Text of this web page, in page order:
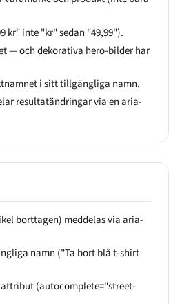
kr" inte "kr" sedan "49,99").
— och dekorativa hero-bilder har
i sitt tillgängliga namn.
resultatändringar via en aria-
borttagen) meddelas via aria-
namn ("Ta bort blå t-shirt
(autocomplete="street-